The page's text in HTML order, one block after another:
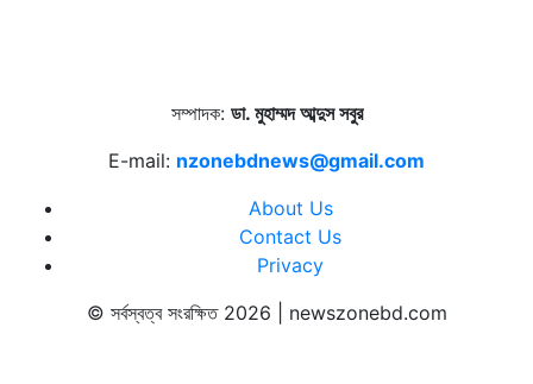
সম্পাদক: ডা. মুহাম্মদ আব্দুস সবুর
E-mail: nzonebdnews@gmail.com
About Us
Contact Us
Privacy
© সর্বস্বত্ব সংরক্ষিত 2026 | newszonebd.com